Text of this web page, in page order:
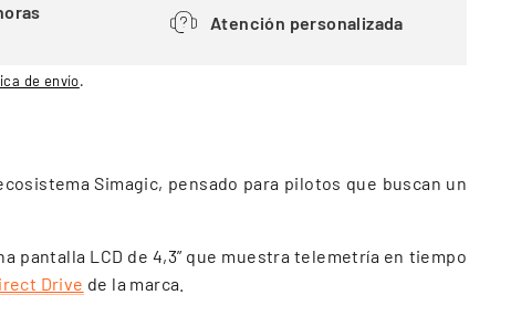
Atención personalizada
de envío.
Simagic, pensado para pilotos que buscan un
pantalla LCD de 4,3” que muestra telemetría en tiempo
Drive de la marca.